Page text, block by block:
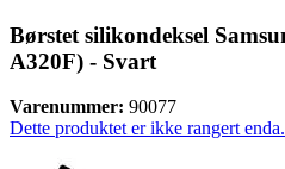
Børstet silikondeksel
A320F) - Svart
Varenummer: 90077
Dette produktet er ikke rangert enda.